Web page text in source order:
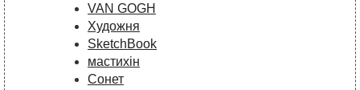
VAN GOGH
Художня
SketchBook
мастихін
Сонет